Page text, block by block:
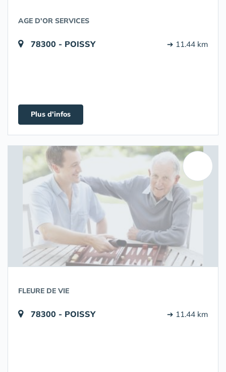
AGE D'OR SERVICES
78300 - POISSY ➔ 11.44 km
Plus d'infos
FLEURE DE VIE
78300 - POISSY ➔ 11.44 km